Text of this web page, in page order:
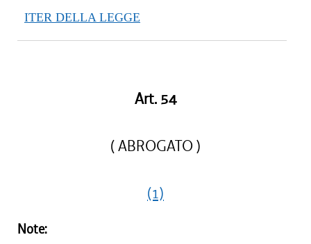
ITER DELLA LEGGE
Art. 54
( ABROGATO )
(1)
Note: